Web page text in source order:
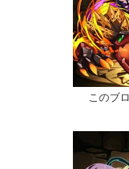
このブ